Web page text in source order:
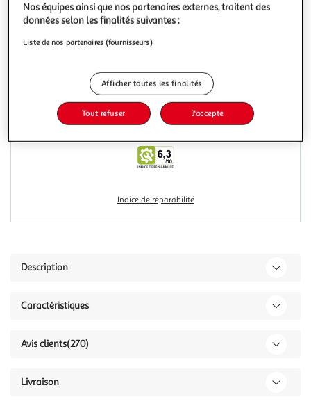
Livr. ou retrait dès 3/4 jours
Livraison et retrait offerts
59,99€
dont 0,30€ d'éco-part.
Ajouter au panier
Ajouter à une liste
Indice de réparabilité
Description
Caractéristiques
Avis clients(270)
Livraison
Nos équipes ainsi que nos partenaires externes, traitent des
données selon les finalités suivantes :
Liste de nos partenaires (fournisseurs)
Afficher toutes les finalités
Tout refuser J'accepte